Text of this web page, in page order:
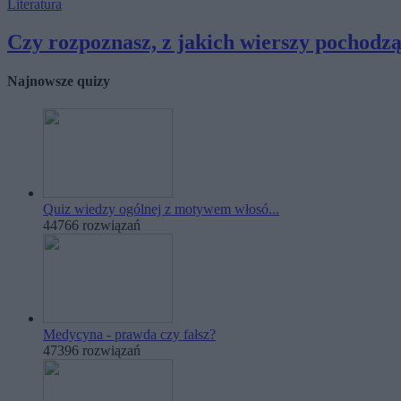
Literatura
Czy rozpoznasz, z jakich wierszy
Najnowsze quizy
Quiz wiedzy ogólnej z motywem włosó...
44766 rozwiązań
Medycyna - prawda czy fałsz?
47396 rozwiązań